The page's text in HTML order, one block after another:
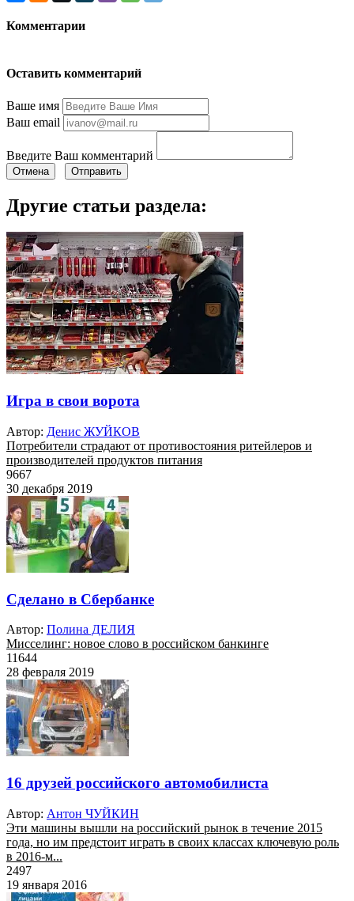
Комментарии
Оставить комментарий
Ваше имя
Ваш email
Введите Ваш комментарий
Отмена Отправить
Другие статьи раздела:
Игра в свои ворота
Автор: Денис ЖУЙКОВ
Потребители страдают от противостояния ритейлеров и
производителей продуктов питания
9667
30 декабря 2019
Сделано в Сбербанке
Автор: Полина ДЕЛИЯ
Мисселинг: новое слово в российском банкинге
11644
28 февраля 2019
16 друзей российского автомобилиста
Автор: Антон ЧУЙКИН
Эти машины вышли на российский рынок в течение 2015
года, но им предстоит играть в своих классах ключевую роль
в 2016-м...
2497
19 января 2016